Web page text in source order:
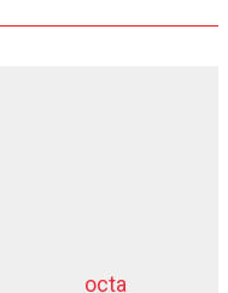
octa
dziļurbums